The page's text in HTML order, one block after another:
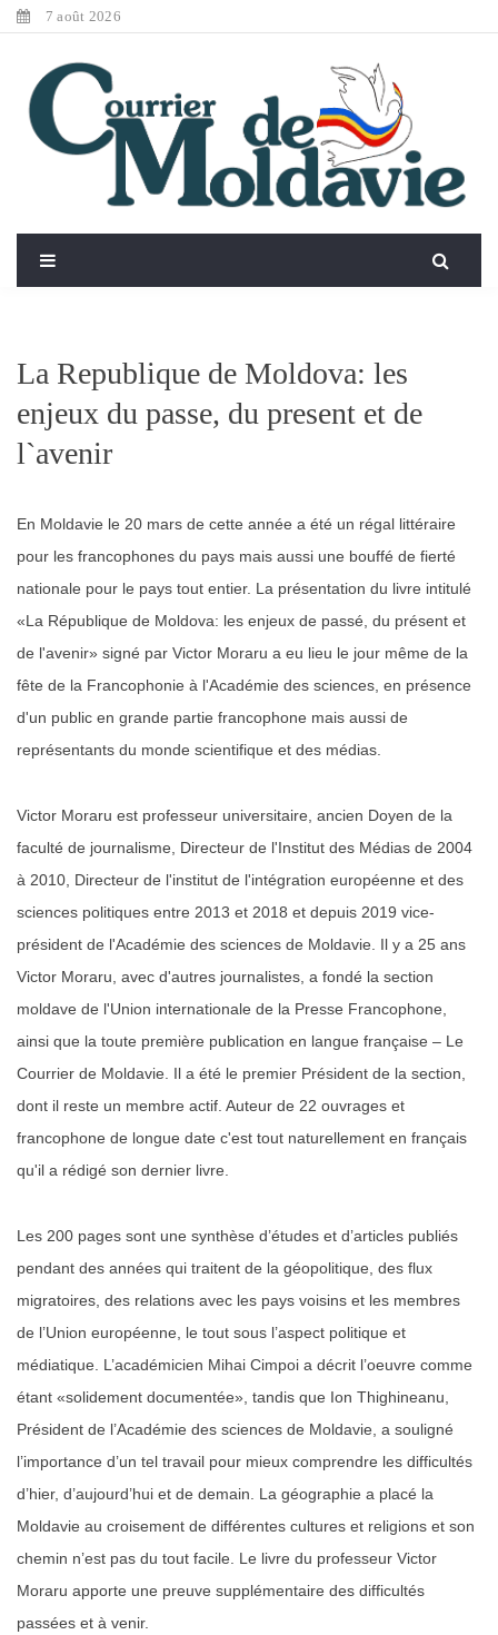
7 août 2026
La Republique de Moldova: les
enjeux du passe, du present et de
l`avenir
En Moldavie le 20 mars de cette année a été un régal littéraire
pour les francophones du pays mais aussi une bouffé de fierté
nationale pour le pays tout entier. La présentation du livre intitulé
«La République de Moldova: les enjeux de passé, du présent et
de l'avenir» signé par Victor Moraru a eu lieu le jour même de la
fête de la Francophonie à l'Académie des sciences, en présence
d'un public en grande partie francophone mais aussi de
représentants du monde scientifique et des médias.
Victor Moraru est professeur universitaire, ancien Doyen de la
faculté de journalisme, Directeur de l'Institut des Médias de 2004
à 2010, Directeur de l'institut de l'intégration européenne et des
sciences politiques entre 2013 et 2018 et depuis 2019 vice-
président de l'Académie des sciences de Moldavie. Il y a 25 ans
Victor Moraru, avec d'autres journalistes, a fondé la section
moldave de l'Union internationale de la Presse Francophone,
ainsi que la toute première publication en langue française – Le
Courrier de Moldavie. Il a été le premier Président de la section,
dont il reste un membre actif. Auteur de 22 ouvrages et
francophone de longue date c'est tout naturellement en français
qu'il a rédigé son dernier livre.
Les 200 pages sont une synthèse d’études et d’articles publiés
pendant des années qui traitent de la géopolitique, des flux
migratoires, des relations avec les pays voisins et les membres
de l’Union européenne, le tout sous l’aspect politique et
médiatique. L’académicien Mihai Cimpoi a décrit l’oeuvre comme
étant «solidement documentée», tandis que Ion Thighineanu,
Président de l’Académie des sciences de Moldavie, a souligné
l’importance d’un tel travail pour mieux comprendre les difficultés
d’hier, d’aujourd’hui et de demain. La géographie a placé la
Moldavie au croisement de différentes cultures et religions et son
chemin n’est pas du tout facile. Le livre du professeur Victor
Moraru apporte une preuve supplémentaire des difficultés
passées et à venir.